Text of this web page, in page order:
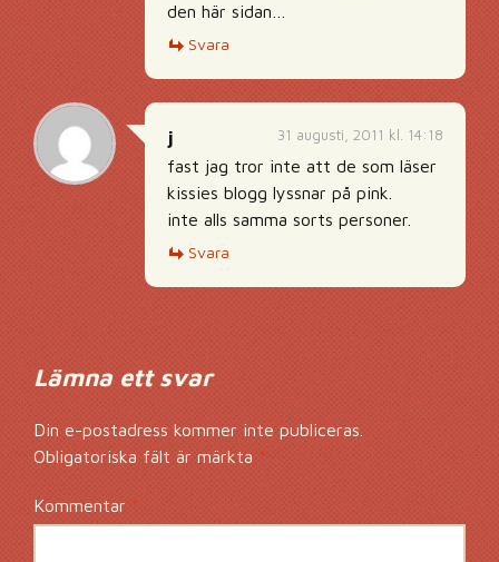
den här sidan…
Svara
31 augusti, 2011 kl. 14:18
j
fast jag tror inte att de som läser
kissies blogg lyssnar på pink.
inte alls samma sorts personer.
Svara
Lämna ett svar
Din e-postadress kommer inte publiceras.
Obligatoriska fält är märkta*
Kommentar*